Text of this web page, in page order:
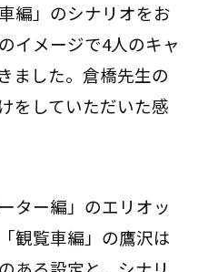
編」のシナリオをお
イメージで4人のキャ
ました。倉橋先生の
をしていただいた感
ター編」のエリオッ
観覧車編」の鷹沢は